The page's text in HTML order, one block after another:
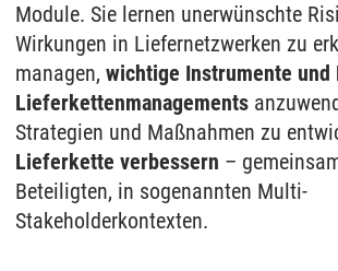
Module. Sie lernen unerwünschte
Wirkungen in Liefernetzwerken zu
managen, wichtige Instrumente und
Lieferkettenmanagements
Strategien und Maßnahmen zu
Lieferkette verbessern –
Beteiligten, in sogenannten Multi-
Stakeholderkontexten.